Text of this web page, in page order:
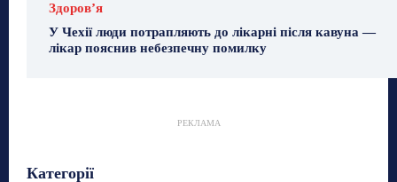
Здоровʼя
У Чехії люди потрапляють до лікарні після кавуна —
лікар пояснив небезпечну помилку
РЕКЛАМА
Категорії